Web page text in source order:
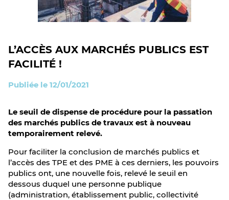
L’ACCÈS AUX MARCHÉS PUBLICS EST
FACILITÉ !
Publiée le 12/01/2021
Le seuil de dispense de procédure pour la passation
des marchés publics de travaux est à nouveau
temporairement relevé.
Pour faciliter la conclusion de marchés publics et
l’accès des TPE et des PME à ces derniers, les pouvoirs
publics ont, une nouvelle fois, relevé le seuil en
dessous duquel une personne publique
(administration, établissement public, collectivité